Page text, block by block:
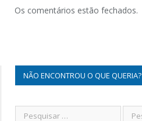
Os comentários estão fechados.
NÃO ENCONTROU O QUE QUERIA?